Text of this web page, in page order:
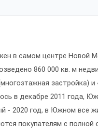
в самом центре Новой
860 000 кв. м
застройка)
в декабре 2011 года,
- 2020 год, в Южном все
покупателям с